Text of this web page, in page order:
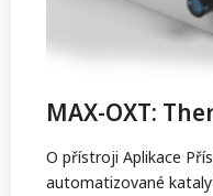
MAX-OXT:
O přístroji Aplikace
automatizované